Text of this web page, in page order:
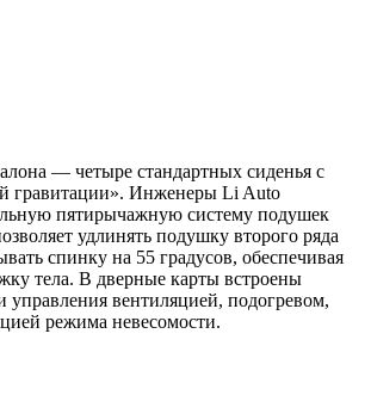
— четыре стандартных сиденья с
гравитации». Инженеры Li Auto
пятирычажную систему подушек
удлинять подушку второго ряда
спинку на 55 градусов, обеспечивая
тела. В дверные карты встроены
управления вентиляцией, подогревом,
режима невесомости.